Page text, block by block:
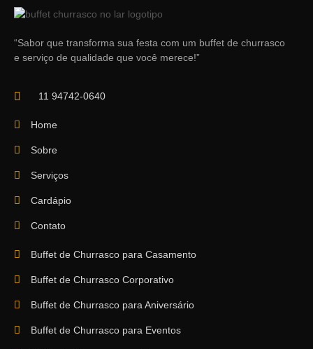
“Sabor que transforma sua festa com um buffet de churrasco
e serviço de qualidade que você merece!”
11 94742-0640
Home
Sobre
Serviços
Cardápio
Contato
Buffet de Churrasco para Casamento
Buffet de Churrasco Corporativo
Buffet de Churrasco para Aniversário
Buffet de Churrasco para Eventos